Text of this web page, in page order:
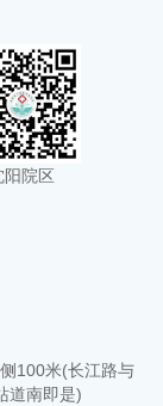
阳院区
100米(长江路与
道南即是)